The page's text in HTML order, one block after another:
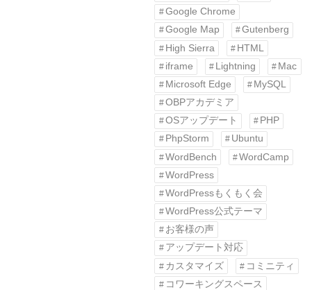
Google Chrome
Google Map
Gutenberg
High Sierra
HTML
iframe
Lightning
Mac
Microsoft Edge
MySQL
OBPアカデミア
OSアップデート
PHP
PhpStorm
Ubuntu
WordBench
WordCamp
WordPress
WordPressもくもく会
WordPress公式テーマ
お客様の声
アップデート対応
カスタマイズ
コミニティ
コワーキングスペース